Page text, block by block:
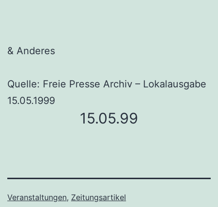
& Anderes
Quelle: Freie Presse Archiv – Lokalausgabe
15.05.1999
15.05.99
Veranstaltungen, Zeitungsartikel